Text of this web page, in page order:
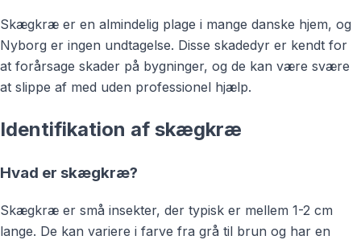
Skægkræ er en almindelig plage i mange danske hjem, og
Nyborg er ingen undtagelse. Disse skadedyr er kendt for
at forårsage skader på bygninger, og de kan være svære
at slippe af med uden professionel hjælp.
Identifikation af skægkræ
Hvad er skægkræ?
Skægkræ er små insekter, der typisk er mellem 1-2 cm
lange. De kan variere i farve fra grå til brun og har en